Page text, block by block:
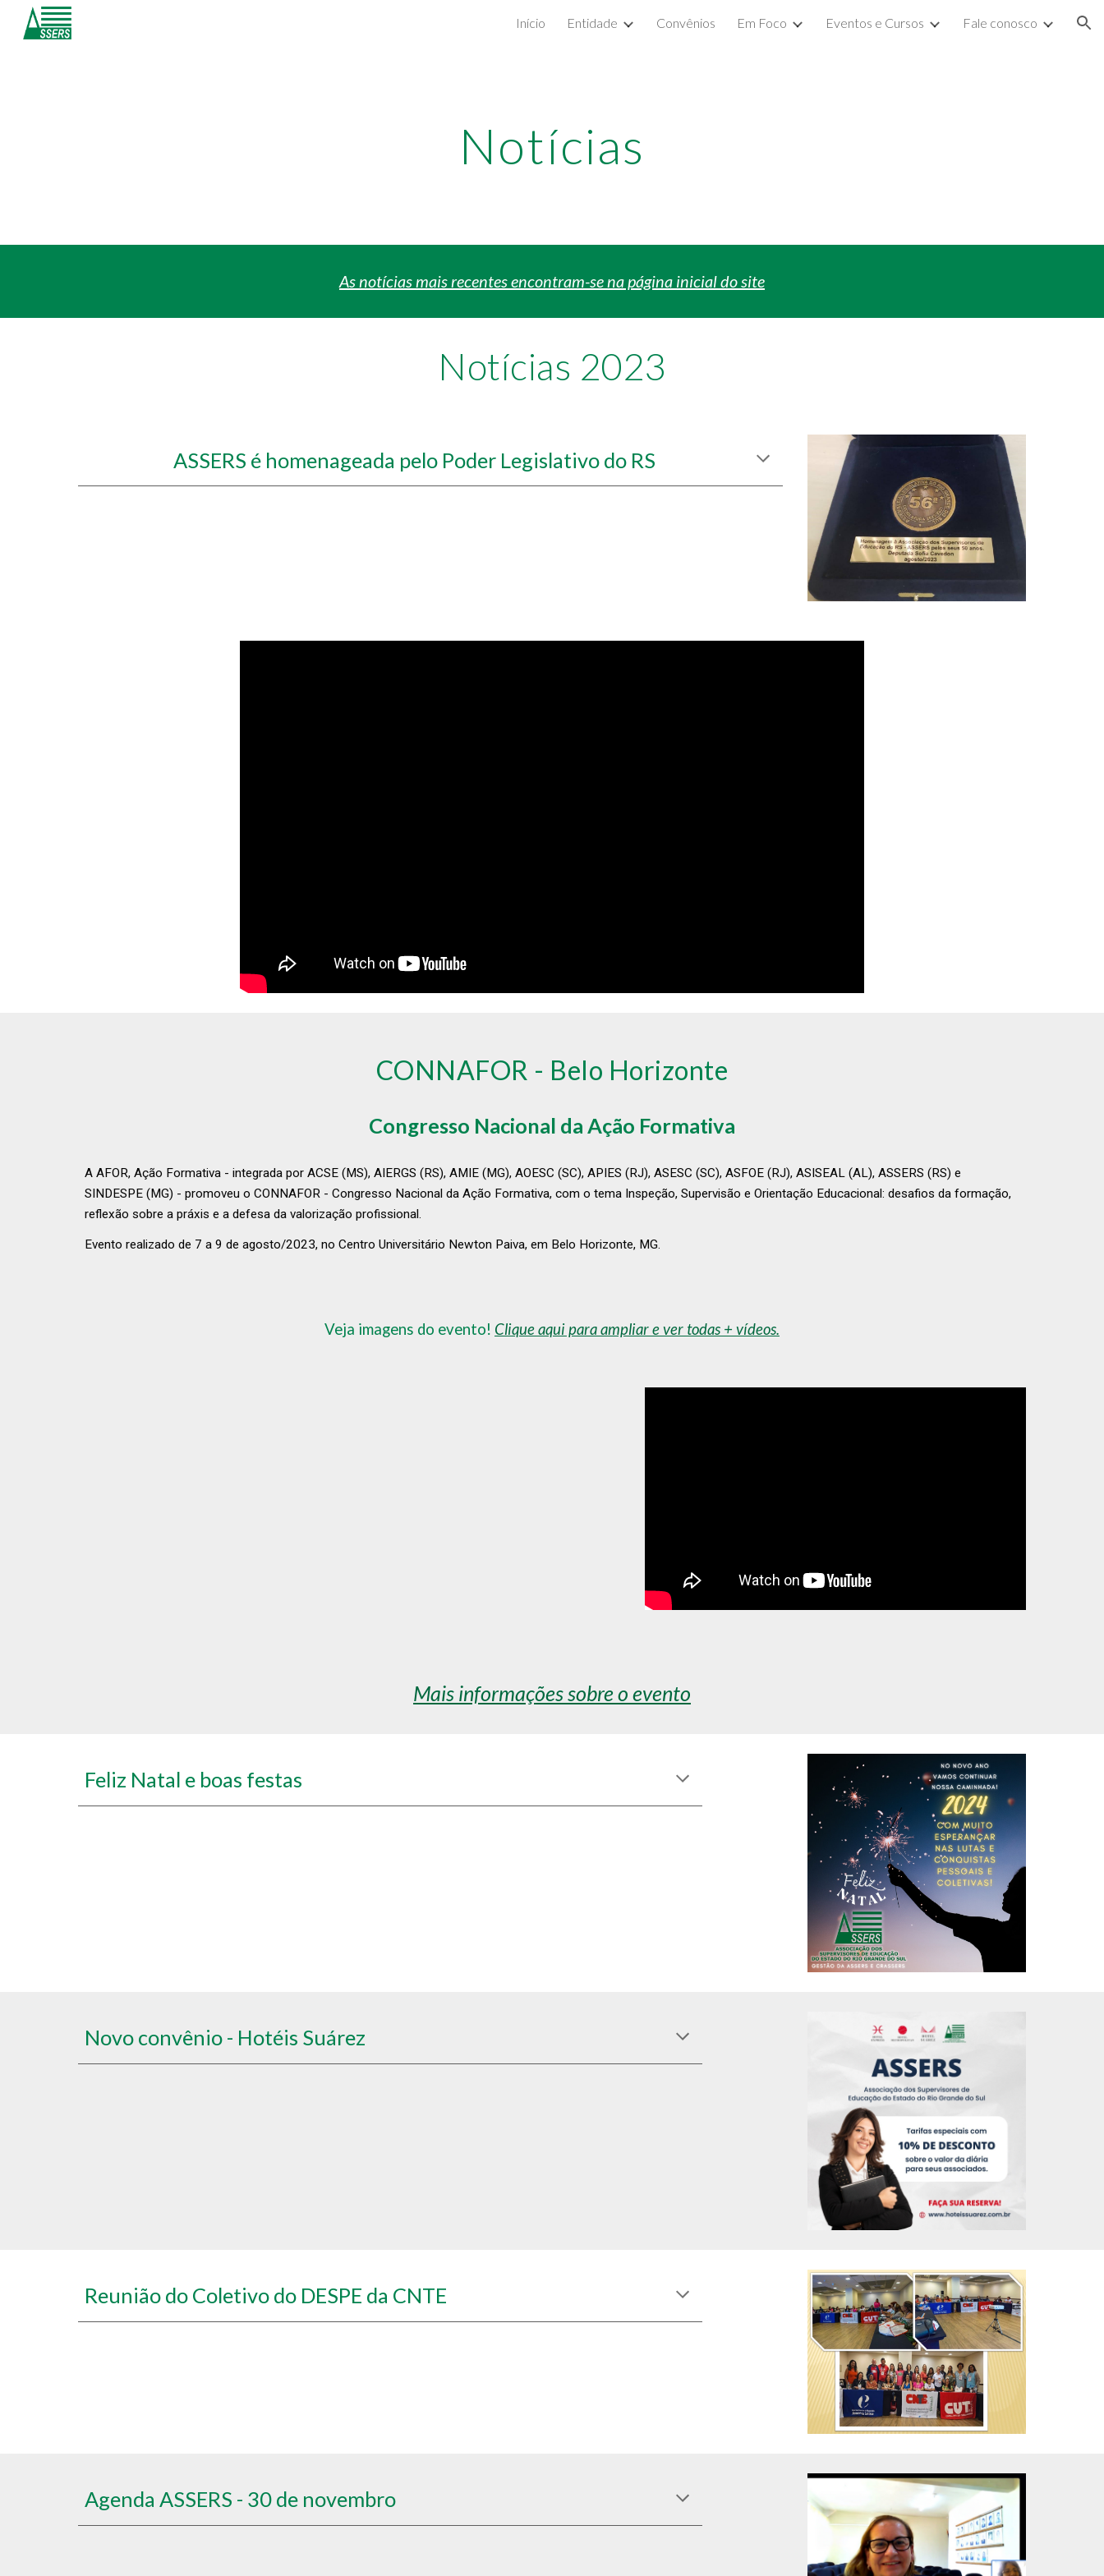
Skip to navigation
Início Entidade Convênios Em Foco Eventos e Cursos Fale conosco
Notícias
As notícias mais recentes encontram-se na página inicial do site
Notícias 2023
ASSERS é homenageada pelo Poder Legislativo do RS
CONNAFOR - Belo Horizonte
Congresso Nacional da Ação Formativa
A AFOR, Ação Formativa - integrada por ACSE (MS), AIERGS (RS), AMIE (MG), AOESC (SC), APIES (RJ), ASESC (SC), ASFOE (RJ), ASISEAL (AL), ASSERS (RS) e
SINDESPE (MG) - promoveu o CONNAFOR - Congresso Nacional da Ação Formativa, com o tema Inspeção, Supervisão e Orientação Educacional: desafios da formação,
reflexão sobre a práxis e a defesa da valorização profissional.
Evento realizado de 7 a 9 de agosto/2023, no Centro Universitário Newton Paiva, em Belo Horizonte, MG.
Veja imagens do evento! Clique aqui para ampliar e ver todas + vídeos.
Mais informações sobre o evento
Feliz Natal e boas festas
Novo convênio - Hotéis Suárez
Reunião do Coletivo do DESPE da CNTE
Agenda ASSERS - 30 de novembro